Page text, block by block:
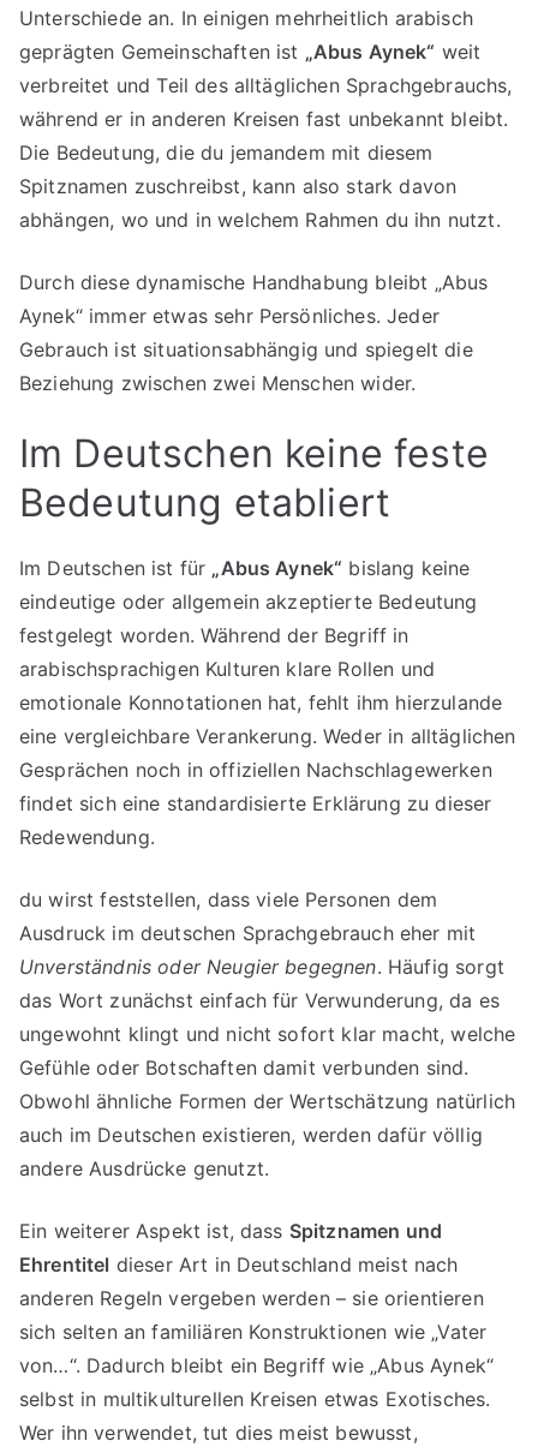
Unterschiede an. In einigen mehrheitlich arabisch
geprägten Gemeinschaften ist „Abus Aynek“ weit
verbreitet und Teil des alltäglichen Sprachgebrauchs,
während er in anderen Kreisen fast unbekannt bleibt.
Die Bedeutung, die du jemandem mit diesem
Spitznamen zuschreibst, kann also stark davon
abhängen, wo und in welchem Rahmen du ihn nutzt.
Durch diese dynamische Handhabung bleibt „Abus
Aynek“ immer etwas sehr Persönliches. Jeder
Gebrauch ist situationsabhängig und spiegelt die
Beziehung zwischen zwei Menschen wider.
Im Deutschen keine feste
Bedeutung etabliert
Im Deutschen ist für „Abus Aynek“ bislang keine
eindeutige oder allgemein akzeptierte Bedeutung
festgelegt worden. Während der Begriff in
arabischsprachigen Kulturen klare Rollen und
emotionale Konnotationen hat, fehlt ihm hierzulande
eine vergleichbare Verankerung. Weder in alltäglichen
Gesprächen noch in offiziellen Nachschlagewerken
findet sich eine standardisierte Erklärung zu dieser
Redewendung.
du wirst feststellen, dass viele Personen dem
Ausdruck im deutschen Sprachgebrauch eher mit
Unverständnis oder Neugier begegnen. Häufig sorgt
das Wort zunächst einfach für Verwunderung, da es
ungewohnt klingt und nicht sofort klar macht, welche
Gefühle oder Botschaften damit verbunden sind.
Obwohl ähnliche Formen der Wertschätzung natürlich
auch im Deutschen existieren, werden dafür völlig
andere Ausdrücke genutzt.
Ein weiterer Aspekt ist, dass Spitznamen und
Ehrentitel dieser Art in Deutschland meist nach
anderen Regeln vergeben werden – sie orientieren
sich selten an familiären Konstruktionen wie „Vater
von…“. Dadurch bleibt ein Begriff wie „Abus Aynek“
selbst in multikulturellen Kreisen etwas Exotisches.
Wer ihn verwendet, tut dies meist bewusst,